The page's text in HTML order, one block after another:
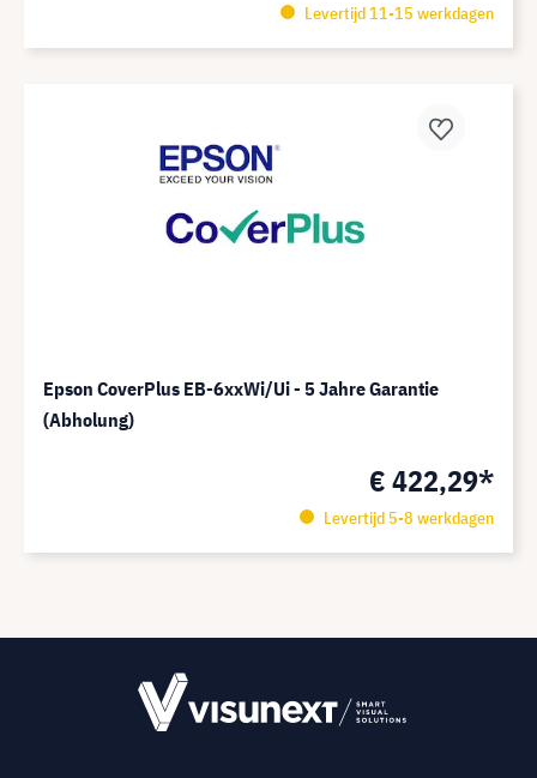
Levertijd 11-15 werkdagen
Epson CoverPlus EB-6xxWi/Ui - 5 Jahre Garantie
(Abholung)
€ 422,29*
Levertijd 5-8 werkdagen